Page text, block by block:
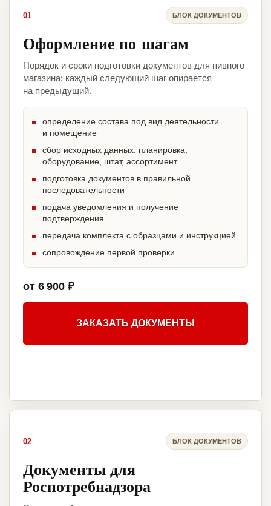
01 БЛОК ДОКУМЕНТОВ
Оформление по шагам
Порядок и сроки подготовки документов для пивного
магазина: каждый следующий шаг опирается
на предыдущий.
определение состава под вид деятельности
и помещение
сбор исходных данных: планировка,
оборудование, штат, ассортимент
подготовка документов в правильной
последовательности
подача уведомления и получение
подтверждения
передача комплекта с образцами и инструкцией
сопровождение первой проверки
от 6 900 ₽
ЗАКАЗАТЬ ДОКУМЕНТЫ
02 БЛОК ДОКУМЕНТОВ
Документы для
Роспотребнадзора